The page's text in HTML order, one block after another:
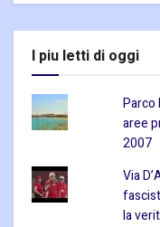
I piu letti di oggi
Parco
aree
2007
Via
la